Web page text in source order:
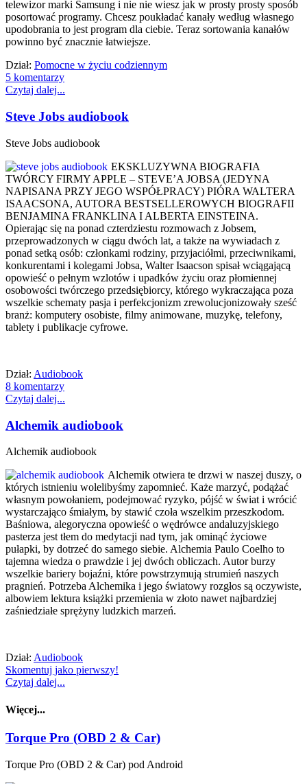
telewizor marki Samsung i nie nie wiesz jak w prosty prosty sposób
posortować programy. Chcesz poukładać kanały według własnego
upodobrania to jest program dla ciebie. Teraz sortowania kanałów
powinno być znacznie łatwiejsze.
Dział: Pomocne w życiu codziennym
5 komentarzy
Czytaj dalej...
Steve Jobs audiobook
Steve Jobs audiobook
EKSKLUZYWNA BIOGRAFIA
TWÓRCY FIRMY APPLE – STEVE’A JOBSA (JEDYNA
NAPISANA PRZY JEGO WSPÓŁPRACY) PIÓRA WALTERA
ISAACSONA, AUTORA BESTSELLEROWYCH BIOGRAFII
BENJAMINA FRANKLINA I ALBERTA EINSTEINA.
Opierając się na ponad czterdziestu rozmowach z Jobsem,
przeprowadzonych w ciągu dwóch lat, a także na wywiadach z
ponad setką osób: członkami rodziny, przyjaciółmi, przeciwnikami,
konkurentami i kolegami Jobsa, Walter Isaacson spisał wciągającą
opowieść o pełnym wzlotów i upadków życiu oraz płomiennej
osobowości twórczego przedsiębiorcy, którego wykraczająca poza
wszelkie schematy pasja i perfekcjonizm zrewolucjonizowały sześć
branż: komputery osobiste, filmy animowane, muzykę, telefony,
tablety i publikacje cyfrowe.
Dział: Audiobook
8 komentarzy
Czytaj dalej...
Alchemik audiobook
Alchemik audiobook
Alchemik otwiera te drzwi w naszej duszy, o
których istnieniu wolelibyśmy zapomnieć. Każe marzyć, podążać
własnym powołaniem, podejmować ryzyko, pójść w świat i wrócić
wystarczająco śmiałym, by stawić czoła wszelkim przeszkodom.
Baśniowa, alegoryczna opowieść o wędrówce andaluzyjskiego
pasterza jest tłem do medytacji nad tym, jak ominąć życiowe
pułapki, by dotrzeć do samego siebie. Alchemia Paulo Coelho to
tajemna wiedza o prawdzie i jej dwóch obliczach. Autor burzy
wszelkie bariery bojaźni, które powstrzymują strumień naszych
pragnień. Potrzeba Alchemika i jego światowy rozgłos są oczywiste,
albowiem lektura książki przemienia w złoto nawet najbardziej
zaśniedziałe sprężyny ludzkich marzeń.
Dział: Audiobook
Skomentuj jako pierwszy!
Czytaj dalej...
Więcej...
Torque Pro (OBD 2 & Car)
Torque Pro (OBD 2 & Car) pod Android